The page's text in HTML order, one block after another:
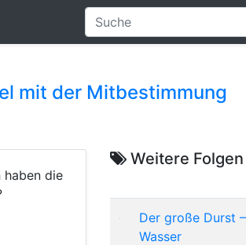
mit der Mitbestimmung
haben die
Weitere Folgen
Der große Durst
Wasser